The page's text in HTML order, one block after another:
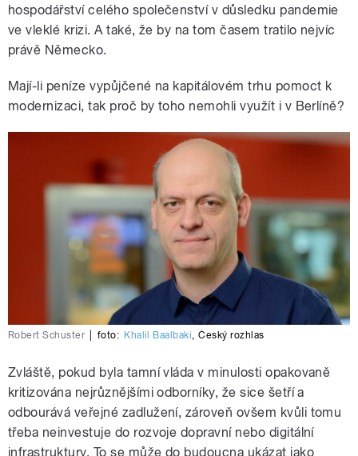
hospodářství celého společenství v důsledku pandemie
ve vleklé krizi. A také, že by na tom časem tratilo nejvíc
právě Německo.
Mají-li peníze vypůjčené na kapitálovém trhu pomoct k
modernizaci, tak proč by toho nemohli využít i v Berlíně?
Robert Schuster foto: Khalil Baalbaki,Český rozhlas
Zvláště, pokud byla tamní vláda v minulosti opakovaně
kritizována nejrůznějšími odborníky, že sice šetří a
odbourává veřejné zadlužení, zároveň ovšem kvůli tomu
třeba neinvestuje do rozvoje dopravní nebo digitální
infrastruktury. To se může do budoucna ukázat jako